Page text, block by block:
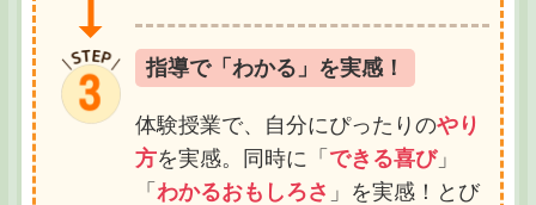
指導で「わかる」を実感！
体験授業で、自分にぴったりのやり
方を実感。同時に「 できる喜び」
「 わかるおもしろさ 」を実感！とび